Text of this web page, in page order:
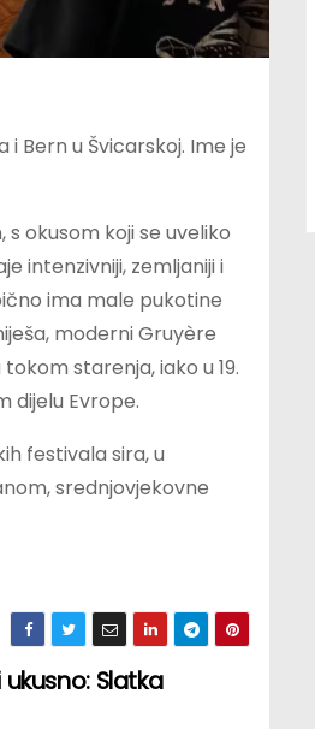
Bern u Švicarskoj. Ime je
okusom koji se uveliko
intenzivniji, zemljaniji i
ima male pukotine
moderni Gruyère
starenja, iako u 19.
dijelu Evrope.
festivala sira, u
srednjovjekovne
Slatka